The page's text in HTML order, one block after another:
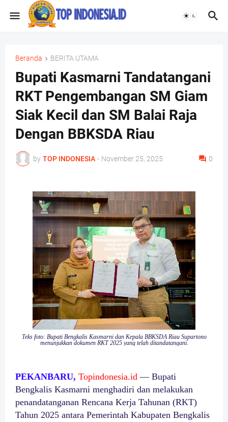
Beranda BERITA UTAMA
Bupati Kasmarni Tandatangani
RKT Pengembangan SM Giam
Siak Kecil dan SM Balai Raja
Dengan BBKSDA Riau
by TOP INDONESIA - November 25, 2025 0
Teks foto: Bupati Bengkalis Kasmarni dan Kepala BBKSDA Riau Supartono
menunjukkan dokumen RKT 2025 yang telah ditandatangani.
PEKANBARU, Topindonesia.id — Bupati
Bengkalis Kasmarni menghadiri dan melakukan
penandatanganan Rencana Kerja Tahunan (RKT)
Tahun 2025 antara Pemerintah Kabupaten Bengkalis